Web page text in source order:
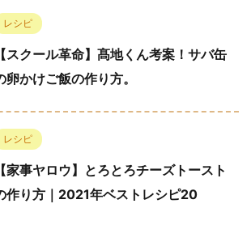
レシピ
【スクール革命】髙地くん考案！サバ缶
卵かけご飯の作り方。
レシピ
【家事ヤロウ】とろとろチーズトースト
作り方｜2021年ベストレシピ20